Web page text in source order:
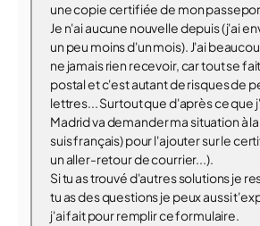
une copie certifiée de mon
Je n'ai aucune nouvelle depuis (j'ai
un peu moins d'un mois). J'ai
ne jamais rien recevoir, car tout se
postal et c'est autant de risques de
lettres... Surtout que d'après ce que
Madrid va demander ma situation à
suis français) pour l'ajouter sur le
un aller-retour de courrier...).
Si tu as trouvé d'autres solutions je
tu as des questions je peux aussi
j'ai fait pour remplir ce formulaire.